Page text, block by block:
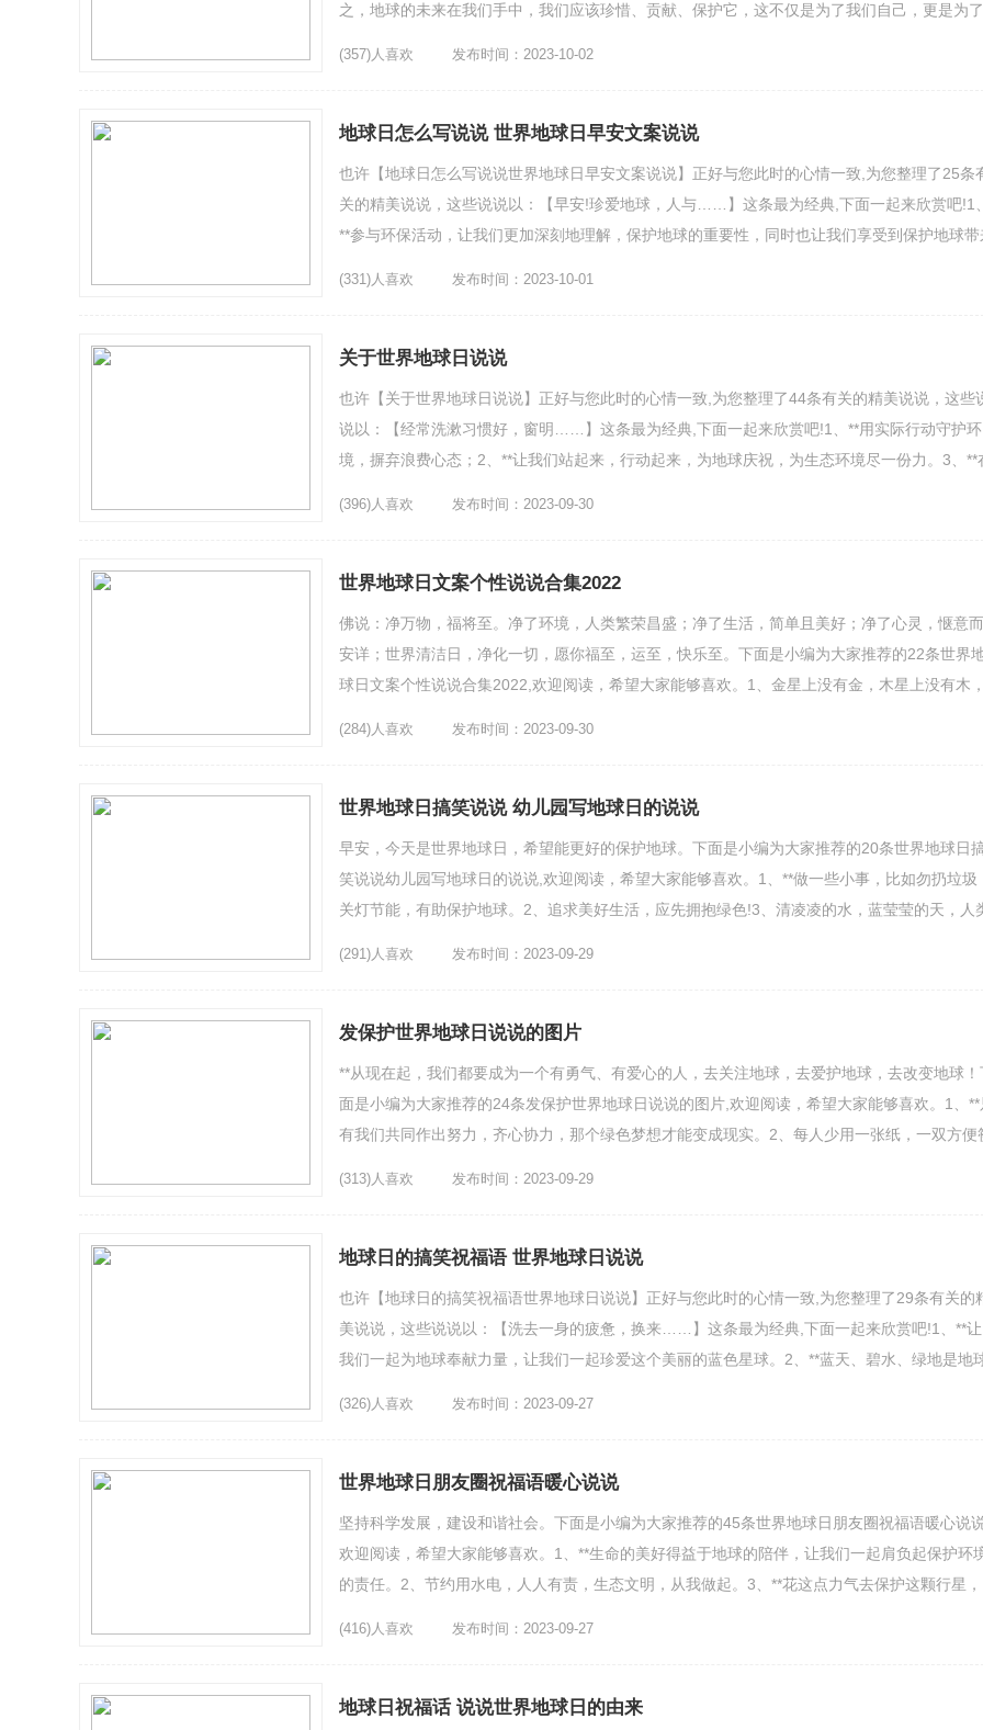
之，地球的未来在我们手中，我们应该珍惜、贡献、保护它，这不仅是为了我们自己，更是为了
(357)人喜欢 发布时间：2023-10-02
地球日怎么写说说 世界地球日早安文案说说
也许【地球日怎么写说说世界地球日早安文案说说】正好与您此时的心情一致,为您整理了25条
关的精美说说，这些说说以：【早安!珍爱地球，人与……】这条最为经典,下面一起来欣赏吧!1、
**参与环保活动，让我们更加深刻地理解，保护地球的重要性，同时也让我们享受到保护地球带
(331)人喜欢 发布时间：2023-10-01
关于世界地球日说说
也许【关于世界地球日说说】正好与您此时的心情一致,为您整理了44条有关的精美说说，这些
说以：【经常洗漱习惯好，窗明……】这条最为经典,下面一起来欣赏吧!1、**用实际行动守护环
境，摒弃浪费心态；2、**让我们站起来，行动起来，为地球庆祝，为生态环境尽一份力。3、**
(396)人喜欢 发布时间：2023-09-30
世界地球日文案个性说说合集2022
佛说：净万物，福将至。净了环境，人类繁荣昌盛；净了生活，简单且美好；净了心灵，惬意而
安详；世界清洁日，净化一切，愿你福至，运至，快乐至。下面是小编为大家推荐的22条世界
球日文案个性说说合集2022,欢迎阅读，希望大家能够喜欢。1、金星上没有金，木星上没有木，
(284)人喜欢 发布时间：2023-09-30
世界地球日搞笑说说 幼儿园写地球日的说说
早安，今天是世界地球日，希望能更好的保护地球。下面是小编为大家推荐的20条世界地球日
笑说说幼儿园写地球日的说说,欢迎阅读，希望大家能够喜欢。1、**做一些小事，比如勿扔垃圾
关灯节能，有助保护地球。2、追求美好生活，应先拥抱绿色!3、清凌凌的水，蓝莹莹的天，人
(291)人喜欢 发布时间：2023-09-29
发保护世界地球日说说的图片
**从现在起，我们都要成为一个有勇气、有爱心的人，去关注地球，去爱护地球，去改变地球！
面是小编为大家推荐的24条发保护世界地球日说说的图片,欢迎阅读，希望大家能够喜欢。1、**
有我们共同作出努力，齐心协力，那个绿色梦想才能变成现实。2、每人少用一张纸，一双方便
(313)人喜欢 发布时间：2023-09-29
地球日的搞笑祝福语 世界地球日说说
也许【地球日的搞笑祝福语世界地球日说说】正好与您此时的心情一致,为您整理了29条有关的
美说说，这些说说以：【洗去一身的疲惫，换来……】这条最为经典,下面一起来欣赏吧!1、**让
我们一起为地球奉献力量，让我们一起珍爱这个美丽的蓝色星球。2、**蓝天、碧水、绿地是地
(326)人喜欢 发布时间：2023-09-27
世界地球日朋友圈祝福语暖心说说
坚持科学发展，建设和谐社会。下面是小编为大家推荐的45条世界地球日朋友圈祝福语暖心说
欢迎阅读，希望大家能够喜欢。1、**生命的美好得益于地球的陪伴，让我们一起肩负起保护环
的责任。2、节约用水电，人人有责，生态文明，从我做起。3、**花这点力气去保护这颗行星，
(416)人喜欢 发布时间：2023-09-27
地球日祝福话 说说世界地球日的由来